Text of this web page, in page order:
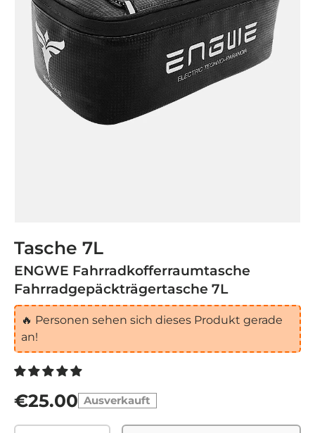
Tasche 7L
ENGWE Fahrradkofferraumtasche
Fahrradgepäckträgertasche 7L
🔥 Personen sehen sich dieses Produkt gerade
an!
€25.00 Ausverkauft